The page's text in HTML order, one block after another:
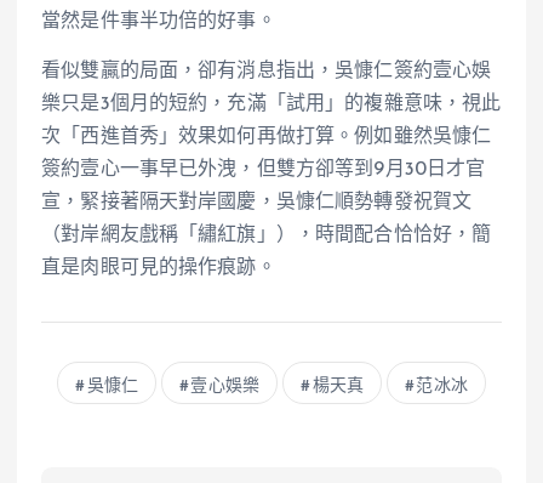
當然是件事半功倍的好事。
看似雙贏的局面，卻有消息指出，吳慷仁簽約壹心娛
樂只是3個月的短約，充滿「試用」的複雜意味，視此
次「西進首秀」效果如何再做打算。例如雖然吳慷仁
簽約壹心一事早已外洩，但雙方卻等到9月30日才官
宣，緊接著隔天對岸國慶，吳慷仁順勢轉發祝賀文
（對岸網友戲稱「繡紅旗」），時間配合恰恰好，簡
直是肉眼可見的操作痕跡。
吳慷仁 壹心娛樂 楊天真 范冰冰